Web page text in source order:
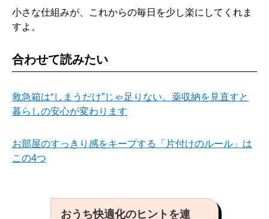
小さな仕組みが、これからの毎日を少し楽にしてくれま
すよ。
合わせて読みたい
救急箱は“しまうだけ”じゃ足りない。薬収納を見直すと
暮らしの安心が変わります
お部屋のすっきり感をキープする「片付けのルール」は
この4つ
おうち快適化のヒントを連